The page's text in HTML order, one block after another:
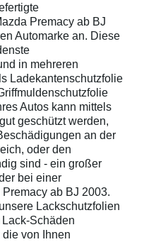
Premacy ab BJ
Automarke an. Diese
in mehreren
Ladekantenschutzfolie
Autos kann mittels
geschützt werden,
an der
oder den
sind - ein großer
bei einer
ab BJ 2003.
Lackschutzfolien
Schäden
von Ihnen